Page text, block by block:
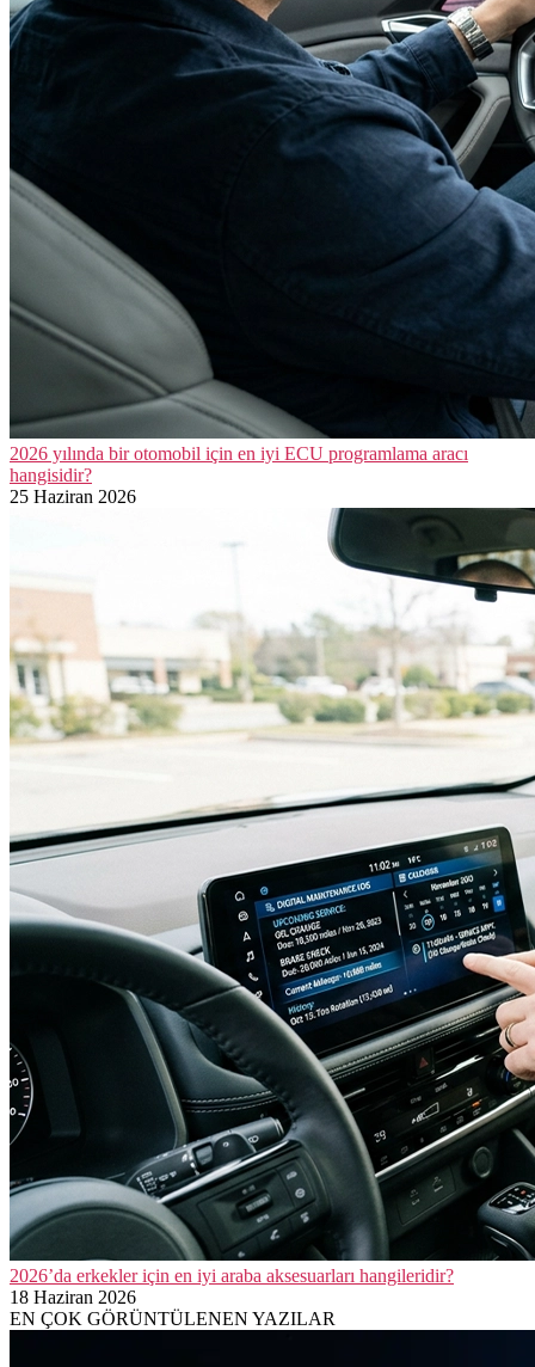
2026 yılında bir otomobil için en iyi ECU programlama aracı
hangisidir?
25 Haziran 2026
2026’da erkekler için en iyi araba aksesuarları hangileridir?
18 Haziran 2026
EN ÇOK GÖRÜNTÜLENEN YAZILAR